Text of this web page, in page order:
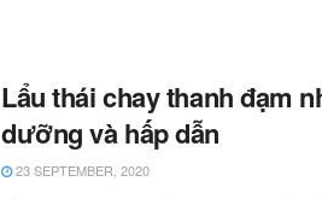
Lẩu thái chay thanh đạm
dưỡng và hấp dẫn
23 SEPTEMBER, 2020